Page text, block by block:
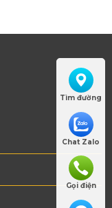
Tìm đường
Chat Zalo
Gọi điện